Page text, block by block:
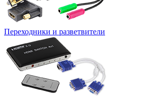
Переходники и разветвители